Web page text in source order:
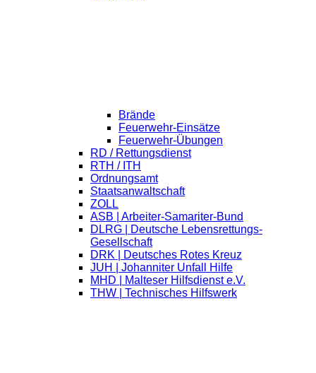
Brände
Feuerwehr-Einsätze
Feuerwehr-Übungen
RD / Rettungsdienst
RTH / ITH
Ordnungsamt
Staatsanwaltschaft
ZOLL
ASB | Arbeiter-Samariter-Bund
DLRG | Deutsche Lebensrettungs-
Gesellschaft
DRK | Deutsches Rotes Kreuz
JUH | Johanniter Unfall Hilfe
MHD | Malteser Hilfsdienst e.V.
THW | Technisches Hilfswerk